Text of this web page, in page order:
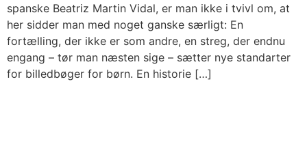
spanske Beatriz Martin Vidal, er man ikke i tvivl om, at
her sidder man med noget ganske særligt: En
fortælling, der ikke er som andre, en streg, der endnu
engang – tør man næsten sige – sætter nye standarter
for billedbøger for børn. En historie […]